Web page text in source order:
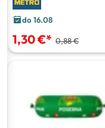
do 16.08
1,30 €* 0,88 €